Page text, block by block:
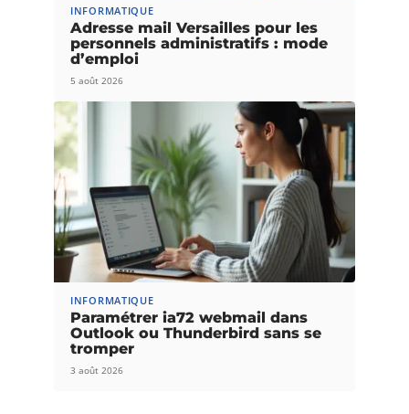
INFORMATIQUE
Adresse mail Versailles pour les
personnels administratifs : mode
d’emploi
5 août 2026
INFORMATIQUE
Paramétrer ia72 webmail dans
Outlook ou Thunderbird sans se
tromper
3 août 2026